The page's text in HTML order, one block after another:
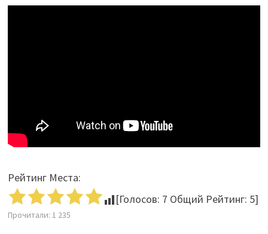
Рейтинг Места:
[Голосов: 7 Общий Рейтинг: 5]
Прочитали: 1 235